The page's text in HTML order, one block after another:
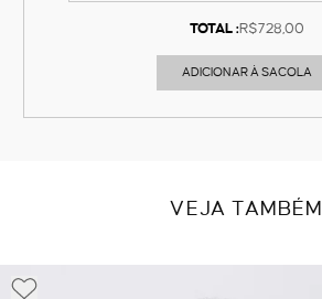
TOTAL :R$728,00
ADICIONAR À SACOLA
VEJA TAMBÉM